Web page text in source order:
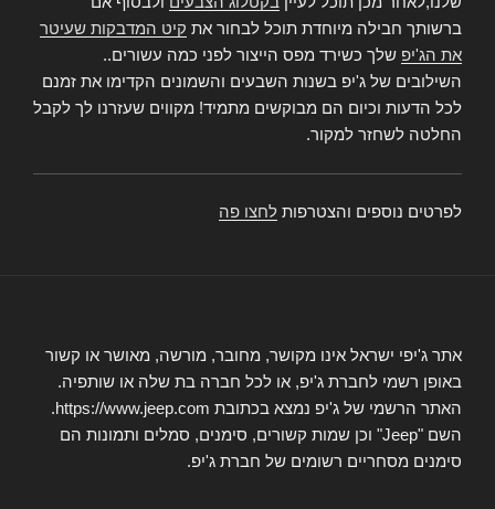
ברשותך חבילה מיוחדת תוכל לבחור את קיט המדבקות שעיטר
את הג'יפ שלך כשירד מפס הייצור לפני כמה עשורים..
השילובים של ג'יפ בשנות השבעים והשמונים הקדימו את זמנם
לכל הדעות וכיום הם מבוקשים מתמיד! מקווים שעזרנו לך לקבל
החלטה לשחזר למקור.
לפרטים נוספים והצטרפות לחצו פה
אתר ג'יפי ישראל אינו מקושר, מחובר, מורשה, מאושר או קשור
באופן רשמי לחברת ג'יפ, או לכל חברה בת שלה או שותפיה.
האתר הרשמי של ג'יפ נמצא בכתובת https://www.jeep.com.
השם "Jeep" וכן שמות קשורים, סימנים, סמלים ותמונות הם
סימנים מסחריים רשומים של חברת ג'יפ.